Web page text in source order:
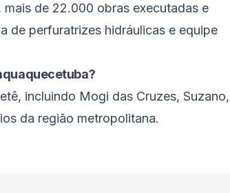
de 22.000 obras executadas e
de perfuratrizes hidráulicas e equipe
incluindo Mogi das Cruzes, Suzano,
da região metropolitana.